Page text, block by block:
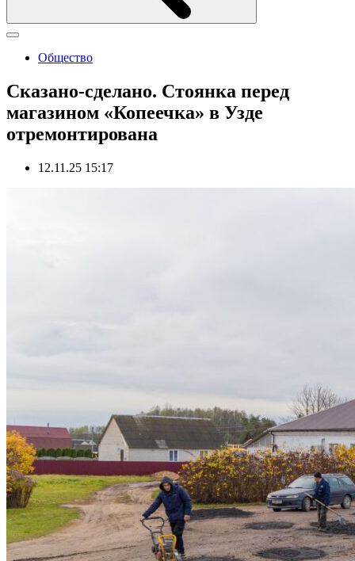
Общество
Сказано-сделано. Стоянка перед
магазином «Копеечка» в Узде
отремонтирована
12.11.25 15:17